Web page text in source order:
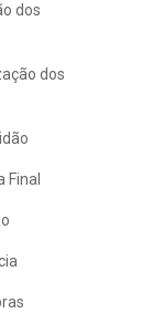
dos
dos
Final